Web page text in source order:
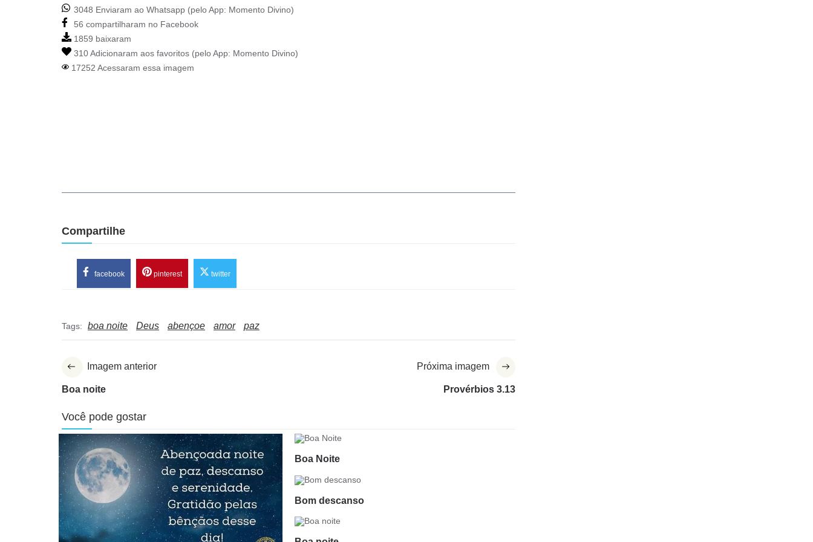
3048 Enviaram ao Whatsapp (pelo App: Momento Divino)
56 compartilharam no Facebook
1859 baixaram
310 Adicionaram aos favoritos (pelo App: Momento Divino)
17252 Acessaram essa imagem
Compartilhe
facebook pinterest twitter
Tags: boa noite Deus abençoe amor paz
Imagem anterior
Boa noite
Próxima imagem
Provérbios 3.13
Você pode gostar
Boa Noite
Bom descanso